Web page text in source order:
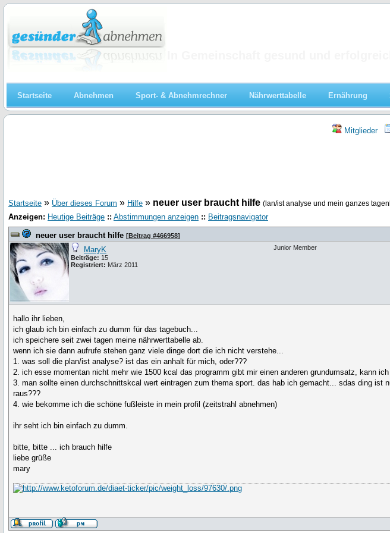
Startseite Abnehmen Sport- & Abnehmrechner Nährwerttabelle Ernährung
Mitglieder
Startseite » Über dieses Forum » Hilfe » neuer user braucht hilfe (lan/ist analyse und mein ganzes
Anzeigen: Heutige Beiträge :: Abstimmungen anzeigen :: Beitragsnavigator
neuer user braucht hilfe [Beitrag #466958]
MaryK
Beiträge: 15
Registriert: März 2011
Junior Member
hallo ihr lieben,
ich glaub ich bin einfach zu dumm für das tagebuch...
ich speichere seit zwei tagen meine nährwerttabelle ab.
wenn ich sie dann aufrufe stehen ganz viele dinge dort die ich nicht verstehe...
1. was soll die plan/ist analyse? ist das ein anhalt für mich, oder???
2. ich esse momentan nicht mehr wie 1500 kcal das programm gibt mir einen anderen grundumsatz, kann
3. man sollte einen durchschnittskcal wert eintragen zum thema sport. das hab ich gemacht... sdas ding
raus???
4. wie bekomme ich die schöne fußleiste in mein profil (zeitstrahl abnehmen)
ihr seht ich bin einfach zu dumm.
bitte, bitte ... ich brauch hilfe
liebe grüße
mary